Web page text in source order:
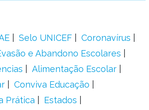
Selo UNICEF
Coronavírus
e Abandono Escolares
Alimentação Escolar
Conviva Educação
Prática
Estados